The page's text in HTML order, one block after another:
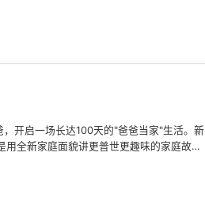
开启一场长达100天的"爸爸当家"生活。新
用全新家庭面貌讲更普世更趣味的家庭故